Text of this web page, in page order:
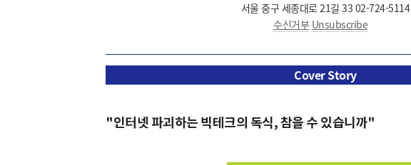
서울 중구 세종대로 21길 33 02-724-5114
수신거부 Unsubscribe
Cover Story
"인터넷 파괴하는 빅테크의 독식, 참을 수 있습니까"